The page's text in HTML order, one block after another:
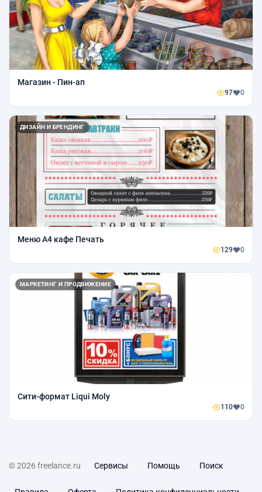
Магазин - Пин-ап
97 0
ДИЗАЙН И БРЕНДИНГ
Меню А4 кафе Печать
129 0
МАРКЕТИНГ И ПРОДВИЖЕНИЕ
Сити-формат Liqui Moly
110 0
© 2026 freelance.ru Сервисы Помощь Поиск